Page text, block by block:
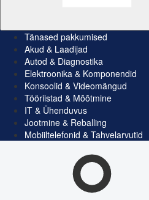
Tänased pakkumised
Akud & Laadijad
Autod & Diagnostika
Elektroonika & Komponendid
Konsoolid & Videomängud
Tööriistad & Mõõtmine
IT & Ühenduvus
Jootmine & Reballing
Mobiiltelefonid & Tahvelarvutid